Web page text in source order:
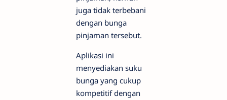
juga tidak terbebani
dengan bunga
pinjaman tersebut.
Aplikasi ini
menyediakan suku
bunga yang cukup
kompetitif dengan